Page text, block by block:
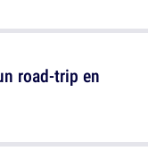
road-trip en